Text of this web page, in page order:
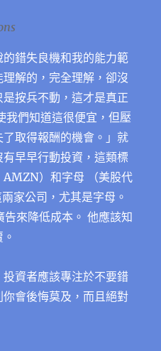
的錯失良機和我的能力範
解的，完全理解，卻沒
按兵不動，這才是真正
我們知道這很便宜，但壓
取得報酬的機會。」就
早早行動投資，這類標
AMZN）和字母 （美股代
家公司，尤其是字母。
告來降低成本。 他應該知
資者應該專注於不要錯
會後悔莫及，而且絕對